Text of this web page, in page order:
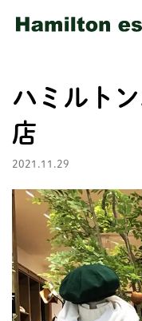
ハミルト
店
2021.11.29